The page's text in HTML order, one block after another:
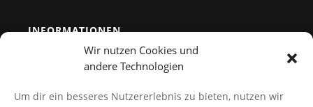
Wir nutzen Cookies und
andere Technologien
Um dir ein besseres Nutzererlebnis zu bieten, nutzen wir
INFORMATIONEN